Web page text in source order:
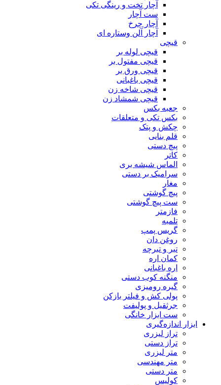
آچار تخت و رینگی تکی
ست آچار
آچار چرخ
آچار آلن وستاره ای
قیچی
قیچی لوله بر
قیچی مفتول بر
قیچی ورق بر
قیچی باغبانی
قیچی شاخه زن
قیچی شمشاد زن
جعبه بکس
بکس تکی و متعلقات
چکش و پتک
قلم بنایی
پیچ دستی
کاتر
الماس شیشه بری
سرامیک بر دستی
مغار
پیچ گوشتی
ست پیچ گوشتی
فازمتر
تلمبه
گریس پمپ
روغن دان
تبر و تبرچه
کمان اره
اره باغبانی
منگنه کوب دستی
گیره رومیزی
پولی کش و فیلتر بازکن
جرثقیل و پولیفت
ست ابزار خانگی
ابزار اندازه‌گیری
تراز لیزری
تراز دستی
متر لیزری
متر مهندسی
متر دستی
کولیس